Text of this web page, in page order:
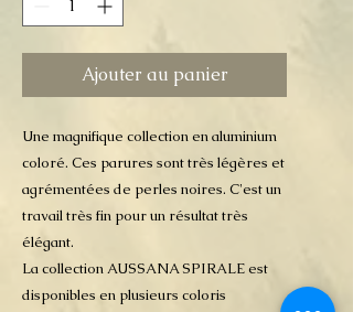
Ajouter au panier
Une magnifique collection en aluminium
coloré. Ces parures sont très légères et
agrémentées de perles noires. C'est un
travail très fin pour un résultat très
élégant.
La collection AUSSANA SPIRALE est
disponibles en plusieurs coloris